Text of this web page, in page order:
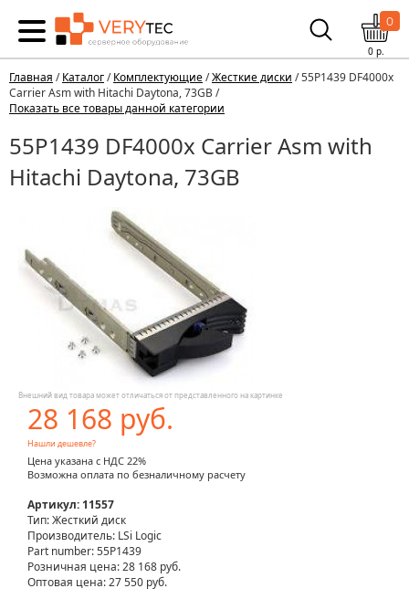
0
0р.
Главная /Каталог/Комплектующие/Жесткие диски / 55P1439 DF4000x
Carrier Asm with Hitachi Daytona, 73GB /
Показать все товары данной категории
55P1439 DF4000x Carrier Asm with
Hitachi Daytona, 73GB
Внешний вид товара может отличаться от представленного на картинке
28 168 руб.
Нашли дешевле?
Цена указана с НДС 22%
Возможна оплата по безналичному расчету
Артикул: 11557
Тип: Жесткий диск
Производитель: LSi Logic
Part number: 55P1439
Розничная цена:28 168 руб.
Оптовая цена: 27 550 руб.